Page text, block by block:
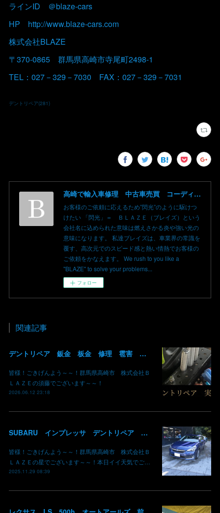
ラインID ＠blaze-cars
HP http://www.blaze-cars.com
株式会社BLAZE
〒370-0865 群馬県高崎市寺尾町2498-1
TEL：027－329－7030 FAX：027－329－7031
デントリペア(281)
高崎で輸入車修理 中古車売買 コーディングならBLAZE（ブレイズ）へ│BLAZE Total Car Support & Modify in Takasaki Gunma
お客様のご依頼に応えるため”閃光”のように駆けつ
けたい 「閃光」＝ ＢＬＡＺＥ（ブレイズ）という
会社名に込められた意味は燃えさかる炎や強い光の
意味になります。 私達ブレイズは、車業界の常識を
覆す、高次元でのスピード感と熱い情熱でお客様の
ご依頼をかなえます。 We rush to you like a
"BLAZE" to solve your problems...
フォロー
関連記事
デントリペア 鈑金 板金 修理 雹害 ヒョウ 埼玉県 入間市 飯能市 神奈川県 横浜市 入庫可能 即 修理 群馬 高崎
皆様！ごきげんよう～～！群馬県高崎市 株式会社Ｂ
ＬＡＺＥの須藤でございます～～！
2026.06.12 23:18
SUBARU インプレッサ デントリペア 雹災修理完了 群馬県 高崎市 株式会社BLAZE
皆様！ごきげんよう～～！群馬県高崎市 株式会社Ｂ
ＬＡＺＥの星でございます～～！本日イイ天気でご…
2025.11.29 08:39